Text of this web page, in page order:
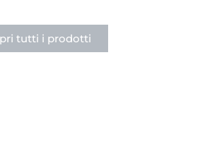
tutti i prodotti